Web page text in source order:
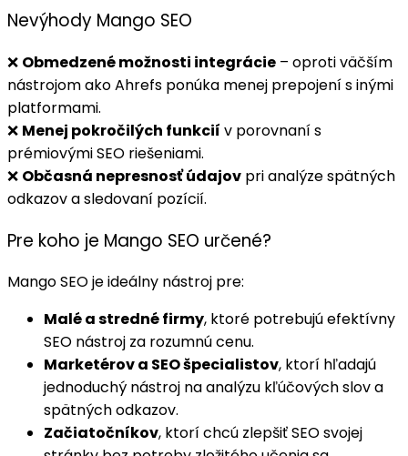
Nevýhody Mango SEO
❌ Obmedzené možnosti integrácie – oproti väčším
nástrojom ako Ahrefs ponúka menej prepojení s inými
platformami.
❌ Menej pokročilých funkcií v porovnaní s
prémiovými SEO riešeniami.
❌ Občasná nepresnosť údajov pri analýze spätných
odkazov a sledovaní pozícií.
Pre koho je Mango SEO určené?
Mango SEO je ideálny nástroj pre:
Malé a stredné firmy, ktoré potrebujú efektívny
SEO nástroj za rozumnú cenu.
Marketérov a SEO špecialistov, ktorí hľadajú
jednoduchý nástroj na analýzu kľúčových slov a
spätných odkazov.
Začiatočníkov, ktorí chcú zlepšiť SEO svojej